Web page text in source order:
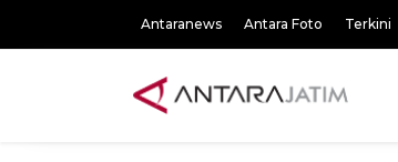
Antaranews Antara Foto Terkini